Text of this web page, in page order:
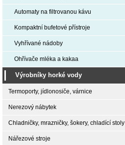
Automaty na filtrovanou kávu
Kompaktní bufetové přístroje
Vyhřívané nádoby
Ohřívače mléka a kakaa
Výrobníky horké vody
Termoporty, jídlonosiče, várnice
Nerezový nábytek
Chladničky, mrazničky, šokery, chladící stoly
Nářezové stroje